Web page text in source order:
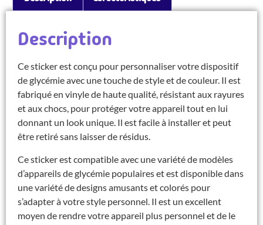
Description
Ce sticker est conçu pour personnaliser votre dispositif
de glycémie avec une touche de style et de couleur. Il est
fabriqué en vinyle de haute qualité, résistant aux rayures
et aux chocs, pour protéger votre appareil tout en lui
donnant un look unique. Il est facile à installer et peut
être retiré sans laisser de résidus.
Ce sticker est compatible avec une variété de modèles
d’appareils de glycémie populaires et est disponible dans
une variété de designs amusants et colorés pour
s’adapter à votre style personnel. Il est un excellent
moyen de rendre votre appareil plus personnel et de le